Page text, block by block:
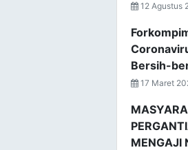
12 Agustus
Bersih-
17 Maret
MENGAJI